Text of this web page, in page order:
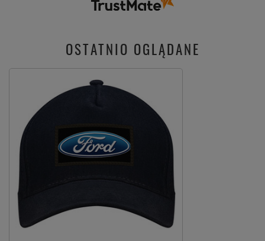
OSTATNIO OGLĄDANE